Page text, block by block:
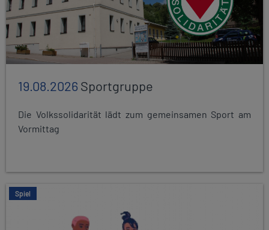
19.08.2026Sportgruppe
Die Volkssolidarität lädt zum gemeinsamen Sport am
Vormittag
Spiel